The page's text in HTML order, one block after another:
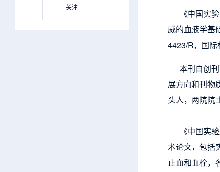
关注
《中国实验
威的血液学基
4423/R，国
本刊自创刊
展方向和刊物
头人，两院院
《中国实验
术论文，包括
止血和血栓，